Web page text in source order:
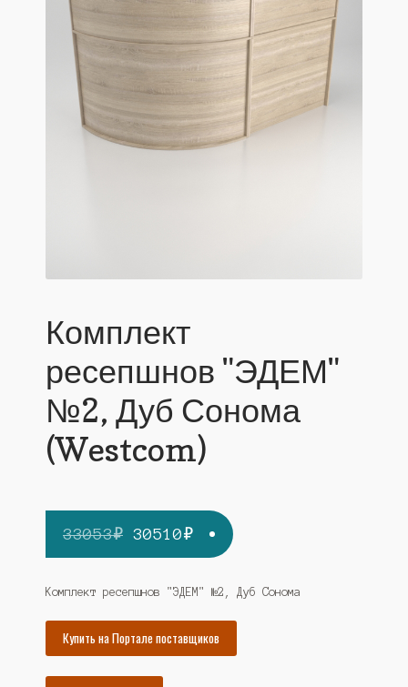
Комплект
ресепшнов "ЭДЕМ"
№2, Дуб Сонома
(Westcom)
33053₽ Первоначальная
цена
составляла
33053₽.
30510₽Текущая
цена:
30510₽.
Комплект ресепшнов "ЭДЕМ" №2, Дуб Сонома
Купить на Портале поставщиков